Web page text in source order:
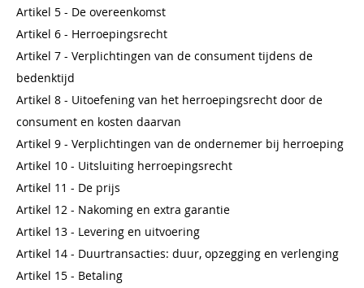
Artikel 5 - De overeenkomst
Artikel 6 - Herroepingsrecht
Artikel 7 - Verplichtingen van de consument tijdens de
bedenktijd
Artikel 8 - Uitoefening van het herroepingsrecht door de
consument en kosten daarvan
Artikel 9 - Verplichtingen van de ondernemer bij herroeping
Artikel 10 - Uitsluiting herroepingsrecht
Artikel 11 - De prijs
Artikel 12 - Nakoming en extra garantie
Artikel 13 - Levering en uitvoering
Artikel 14 - Duurtransacties: duur, opzegging en verlenging
Artikel 15 - Betaling